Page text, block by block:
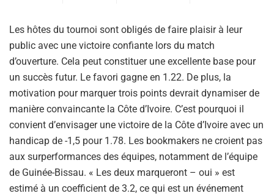
Les hôtes du tournoi sont obligés de faire plaisir à leur
public avec une victoire confiante lors du match
d’ouverture. Cela peut constituer une excellente base pour
un succès futur. Le favori gagne en 1.22. De plus, la
motivation pour marquer trois points devrait dynamiser de
manière convaincante la Côte d’Ivoire. C’est pourquoi il
convient d’envisager une victoire de la Côte d’Ivoire avec un
handicap de -1,5 pour 1.78. Les bookmakers ne croient pas
aux surperformances des équipes, notamment de l’équipe
de Guinée-Bissau. « Les deux marqueront – oui » est
estimé à un coefficient de 3.2, ce qui est un événement